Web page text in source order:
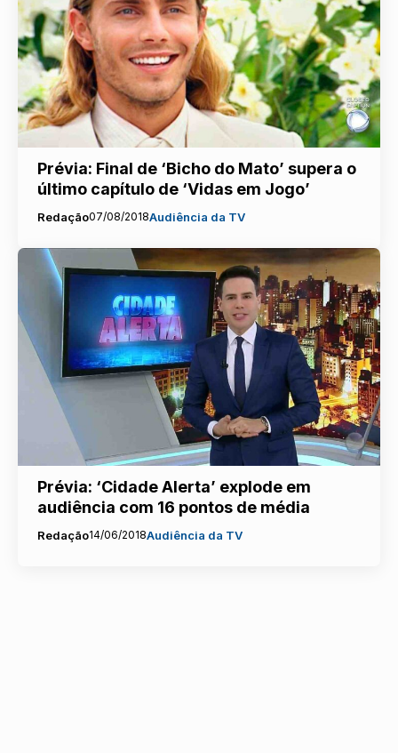
Prévia: Final de ‘Bicho do Mato’ supera o
último capítulo de ‘Vidas em Jogo’
Redação07/08/2018Audiência da TV
Prévia: ‘Cidade Alerta’ explode em
audiência com 16 pontos de média
Redação14/06/2018Audiência da TV